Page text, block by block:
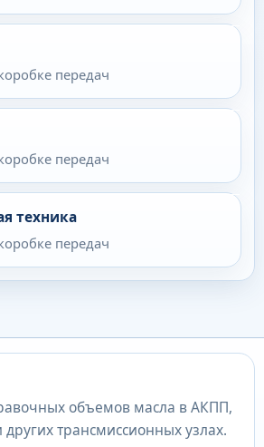
передач
передач
техника
передач
объемов масла в АКПП,
других трансмиссионных узлах.